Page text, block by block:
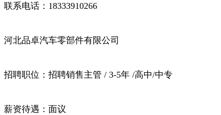
联系电话：18333910266
河北品卓汽车零部件有限公司
招聘职位：招聘销售主管 / 3-5年 /高中/中专
薪资待遇：面议